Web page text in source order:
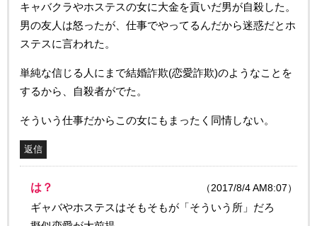
キャバクラやホステスの女に大金を貢いだ男が自殺した。
男の友人は怒ったが、仕事でやってるんだから迷惑だとホ
ステスに言われた。
単純な信じる人にまで結婚詐欺(恋愛詐欺)のようなことを
するから、自殺者がでた。
そういう仕事だからこの女にもまったく同情しない。
返信
は？ （2017/8/4 AM8:07）
ギャバやホステスはそもそもが「そういう所」だろ